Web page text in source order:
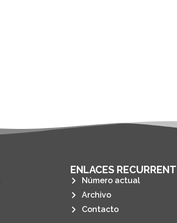
ENLACES
Número actual
Archivo
Contacto